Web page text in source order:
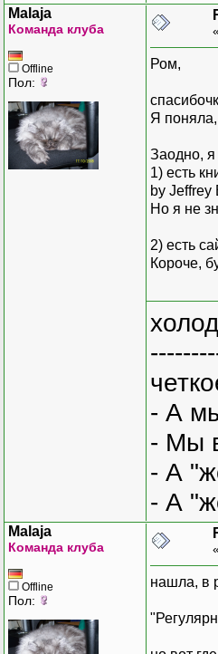
Malaja
Команда клуба
Offline
Пол:
«
Ром,
Я
Заодно, я
1) есть
by Jeffrey
Но я не
2) есть
Короче,
- А
- Мы
- А
- А
Malaja
Команда клуба
Offline
Пол:
«
нашла, в